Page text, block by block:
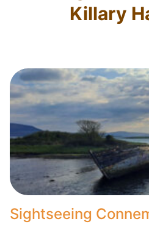
Killary
Sightseeing